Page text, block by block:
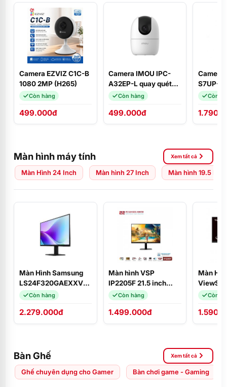
Camera EZVIZ C1C-B
1080 2MP (H265)
Còn hàng
499.000đ
Camera IMOU IPC-
A32EP-L quay quét
3MP 2K
Còn hàng
499.000đ
Camera
S7UP-
3 mắt
hiện
Còn
Màn hình máy tính Xem tất cả
Màn Hình 24 Inch Màn hình 27 Inch Màn hình 19.5 Inch
Màn Hình Samsung
LS24F320GAEXXV
(24 inch
HDMI
Còn hàng
2.279.000đ
Màn hình VSP
IP2205F 21.5 inch
FHD/ IPS/ 100Hz/
Còn hàng
1.499.000đ
Màn
(21.5Còn
Bàn Ghế Xem tất cả
Ghế chuyên dụng cho Gamer Bàn chơi game - Gaming